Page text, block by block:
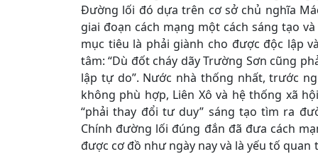
Đường lối đó dựa trên cơ sở chủ nghĩa
giai đoạn cách mạng một cách sáng tạo
mục tiêu là phải giành cho được độc lập
tâm: “Dù đốt cháy dãy Trường Sơn cũng
lập tự do”. Nước nhà thống nhất, trước
không phù hợp, Liên Xô và hệ thống xã
“phải thay đổi tư duy” sáng tạo tìm ra
Chính đường lối đúng đắn đã đưa cách
được cơ đồ như ngày nay và là yếu tố